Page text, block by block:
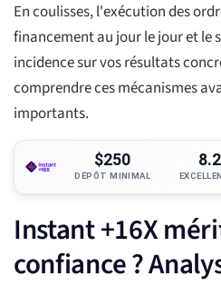
En coulisses, l'exécution des
financement au jour le jour et le
incidence sur vos résultats
comprendre ces mécanismes
importants.
$250
DÉPÔT MINIMAL
Instant +16X
confiance ?